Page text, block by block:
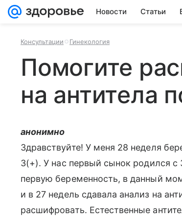
Новости Статьи
Консультации Гинекология
Помогите
на антитела
анонимно
Здравствуйте! У меня 28 неделя
3(+). У нас первый сынок родился
первую беременность, в данный
и в 27 недель сдавала анализ на
расшифровать. Естественные